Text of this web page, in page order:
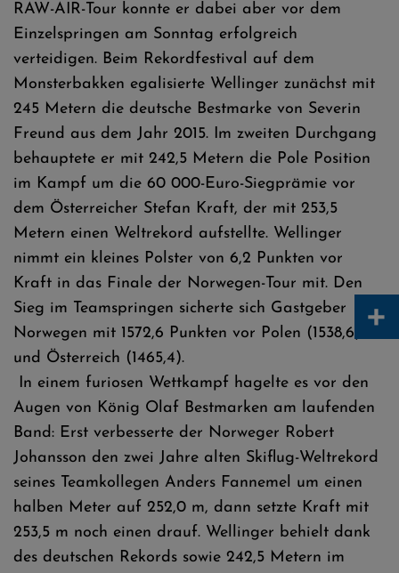
RAW-AIR-Tour konnte er dabei aber vor dem
Einzelspringen am Sonntag erfolgreich
verteidigen. Beim Rekordfestival auf dem
Monsterbakken egalisierte Wellinger zunächst mit
245 Metern die deutsche Bestmarke von Severin
Freund aus dem Jahr 2015. Im zweiten Durchgang
behauptete er mit 242,5 Metern die Pole Position
im Kampf um die 60 000-Euro-Siegprämie vor
dem Österreicher Stefan Kraft, der mit 253,5
Metern einen Weltrekord aufstellte. Wellinger
nimmt ein kleines Polster von 6,2 Punkten vor
Kraft in das Finale der Norwegen-Tour mit. Den
Sieg im Teamspringen sicherte sich Gastgeber
Norwegen mit 1572,6 Punkten vor Polen (1538,6)
und Österreich (1465,4).
In einem furiosen Wettkampf hagelte es vor den
Augen von König Olaf Bestmarken am laufenden
Band: Erst verbesserte der Norweger Robert
Johansson den zwei Jahre alten Skiflug-Weltrekord
seines Teamkollegen Anders Fannemel um einen
halben Meter auf 252,0 m, dann setzte Kraft mit
253,5 m noch einen drauf. Wellinger behielt dank
des deutschen Rekords sowie 242,5 Metern im
+